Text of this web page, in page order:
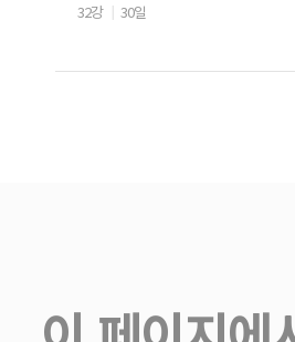
32강 30일